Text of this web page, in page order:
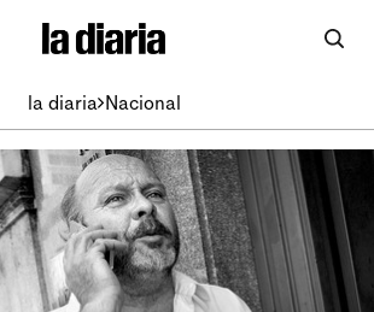
la diaria Nacional